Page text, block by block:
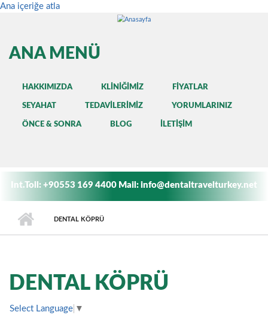
Ana içeriğe atla
ANA MENÜ
HAKKIMIZDA KLINIĞIMIZ FIYATLAR
SEYAHAT TEDAVILERIMIZ YORUMLARINIZ
ÖNCE & SONRA BLOG İLETIŞIM
Int.Toll: +90553 169 4400Mail: info@dentaltravelturkey.net
DENTAL KÖPRÜ
DENTAL KÖPRÜ
Select Language ▼